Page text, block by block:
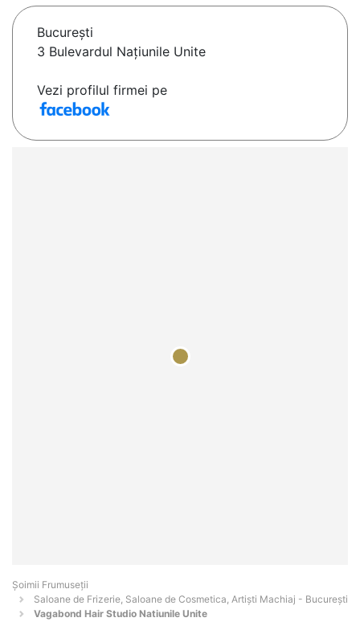
Bucureşti
3 Bulevardul Națiunile Unite
Vezi profilul firmei pe
Șoimii Frumuseții
Saloane de Frizerie, Saloane de Cosmetica, Artiști Machiaj - Bucureşti
Vagabond Hair Studio Natiunile Unite